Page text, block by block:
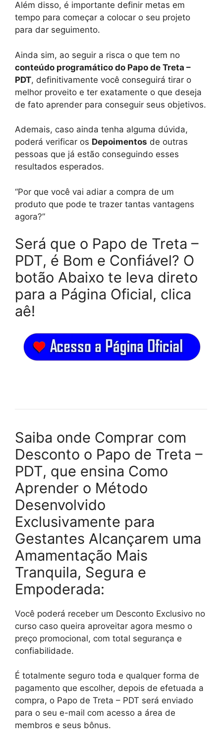
Além disso, é importante definir metas em
tempo para começar a colocar o seu projeto
para dar seguimento.
Ainda sim, ao seguir a risca o que tem no
conteúdo programático do Papo de Treta –
PDT, definitivamente você conseguirá tirar o
melhor proveito e ter exatamente o que deseja
de fato aprender para conseguir seus objetivos.
Ademais, caso ainda tenha alguma dúvida,
poderá verificar os Depoimentos de outras
pessoas que já estão conseguindo esses
resultados esperados.
“Por que você vai adiar a compra de um
produto que pode te trazer tantas vantagens
agora?”
Será que o Papo de Treta –
PDT, é Bom e Confiável? O
botão Abaixo te leva direto
para a Página Oficial, clica
aê!
Saiba onde Comprar com
Desconto o Papo de Treta –
PDT, que ensina Como
Aprender o Método
Desenvolvido
Exclusivamente para
Gestantes Alcançarem uma
Amamentação Mais
Tranquila, Segura e
Empoderada:
Você poderá receber um Desconto Exclusivo no
curso caso queira aproveitar agora mesmo o
preço promocional, com total segurança e
confiabilidade.
É totalmente seguro toda e qualquer forma de
pagamento que escolher, depois de efetuada a
compra, o Papo de Treta – PDT será enviado
para o seu e-mail com acesso a área de
membros e seus bônus.